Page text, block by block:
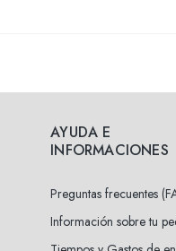
AYUDA E
INFORMACIONES
Preguntas frecuentes
Información sobre tu